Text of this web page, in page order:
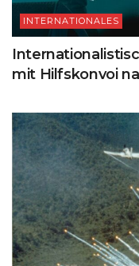
INTERNATIONALES
mit Hilfskonvoi